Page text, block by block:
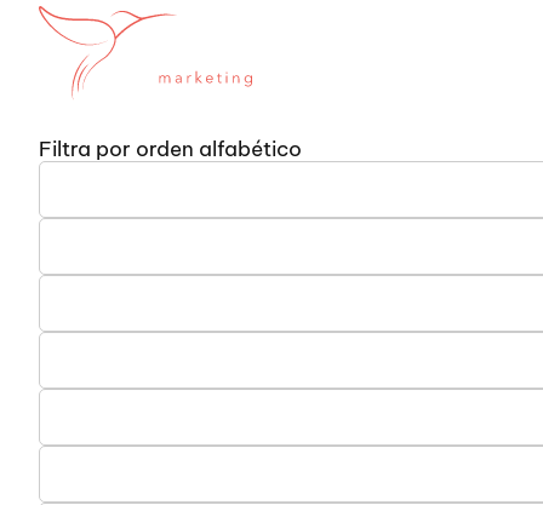
Filtra por orden alfabético